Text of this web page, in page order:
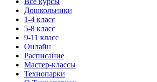
Дошкольники
1-4 класс
5-8 класс
9-11 класс
Онлайн
Расписание
Мастер-классы
Технопарки